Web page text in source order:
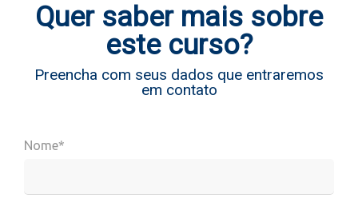
Quer saber mais sobre
este curso?
Preencha com seus dados que entraremos
em contato
Nome*